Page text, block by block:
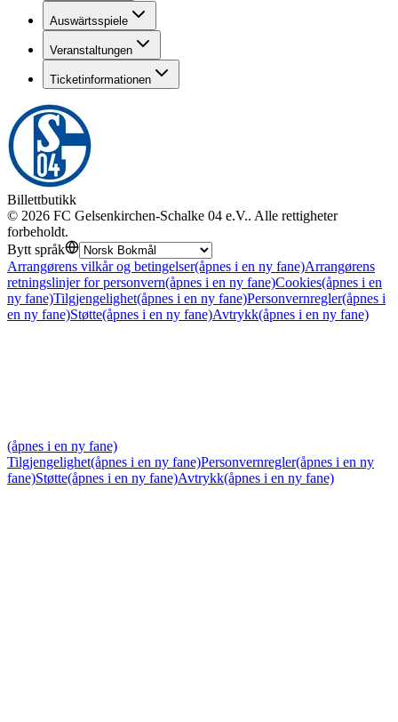
Auswärtsspiele
Veranstaltungen
Ticketinformationen
Billettbutikk
© 2026 FC Gelsenkirchen-Schalke 04 e.V.. Alle rettigheter
forbeholdt.
Bytt språk
Arrangørens vilkår og betingelser(åpnes i en ny fane)Arrangørens
retningslinjer for personvern(åpnes i en ny fane)Cookies(åpnes i en
ny fane)Tilgjengelighet(åpnes i en ny fane)Personvernregler(åpnes i
en ny fane)Støtte(åpnes i en ny fane)Avtrykk(åpnes i en ny fane)
(åpnes i en ny fane)
Tilgjengelighet(åpnes i en ny fane)Personvernregler(åpnes i en ny
fane)Støtte(åpnes i en ny fane)Avtrykk(åpnes i en ny fane)